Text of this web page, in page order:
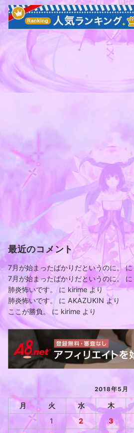
最近のコメント
7月が始まったばかりだというのに。に
7月が始まったばかりだというのに。 に
肺炎怖いです。
に kirimeより
肺炎怖いです。
に AKAZUKIN より
ここが勝負。
に kirime より
2018年5月
月 火 水 木
1
2 3